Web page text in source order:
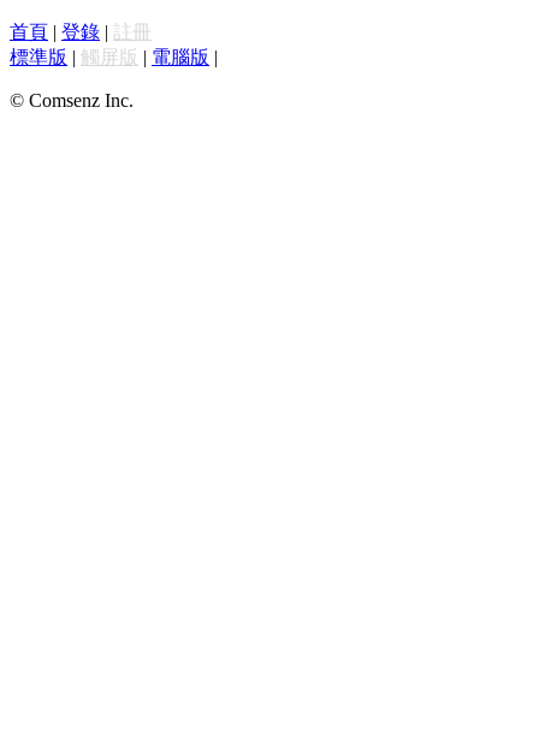
首頁 | 登錄 | 註冊
標準版 | 觸屏版 | 電腦版 |
© Comsenz Inc.